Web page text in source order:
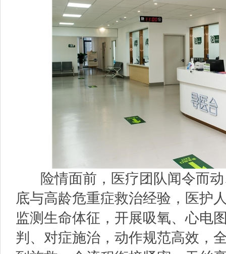
险情面前，医疗团队闻令而动
底与高龄危重症救治经验，医护
监测生命体征，开展吸氧、心电
判、对症施治，动作规范高效，